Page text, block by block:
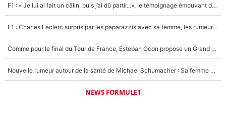
F1 : « Je lui ai fait un câlin, puis j’ai dû partir...», le témoignage émouvant de Max Verstappen sur sa fille
F1 : Charles Leclerc surpris par les paparazzis avec sa femme, les rumeurs étaient vraies !
Comme pour le final du Tour de France, Esteban Ocon propose un Grand Prix de Formule 1 à Paris : «Autour de l’Arc de Triomphe, ce serait génial» !
Nouvelle rumeur autour de la santé de Michael Schumacher : Sa femme Corinna sort du silence
NEWS FORMULE1